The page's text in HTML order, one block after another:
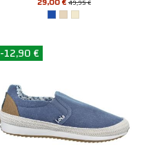
49,95 €
-12,90 €